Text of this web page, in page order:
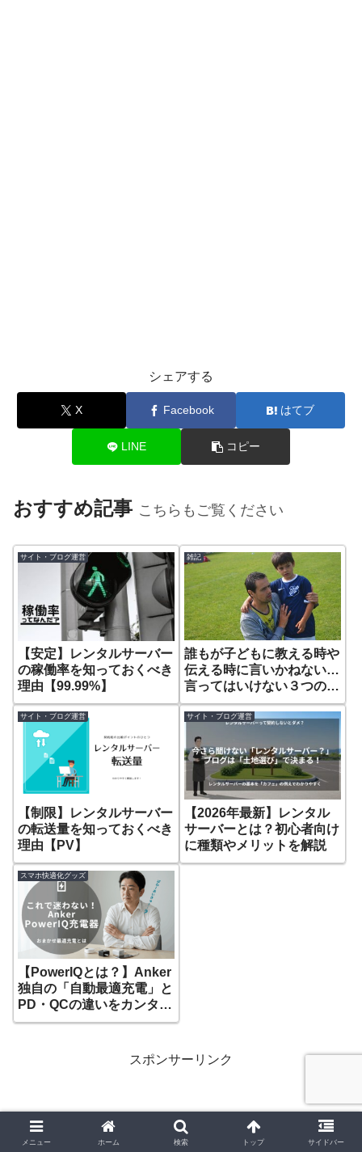
シェアする
X Facebook はてブ
LINE コピー
おすすめ記事 こちらもご覧ください
サイト・ブログ運営
【安定】レンタルサーバー
の稼働率を知っておくべき
理由【99.99%】
雑記
誰もが子どもに教える時や
伝える時に言いかねない…
言ってはいけない３つの言
葉。
サイト・ブログ運営
【制限】レンタルサーバー
の転送量を知っておくべき
理由【PV】
サイト・ブログ運営
【2026年最新】レンタル
サーバーとは？初心者向け
に種類やメリットを解説
スマホ快適化グッズ
【PowerIQとは？】Anker
独自の「自動最適充電」と
PD・QCの違いをカンタン
解説！
スポンサーリンク
メニュー ホーム 検索 トップ サイドバー